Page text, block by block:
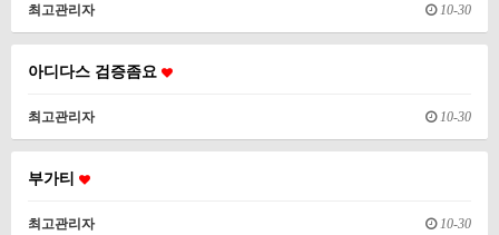
최고관리자 10-30
아디다스 검증좀요
최고관리자 10-30
부가티
최고관리자 10-30